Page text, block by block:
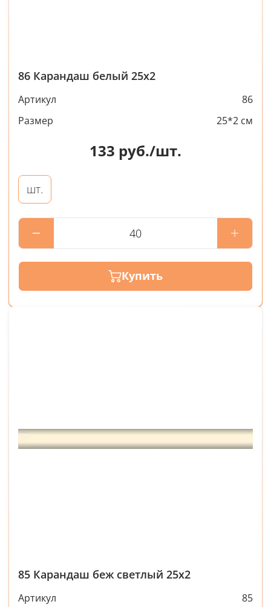
86 Карандаш белый 25х2
Артикул
86
Размер
25*2 см
133 руб./шт.
шт.
Купить
85 Карандаш беж светлый 25х2
Артикул 85